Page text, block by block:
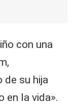
con una
de su hija
en la vida».